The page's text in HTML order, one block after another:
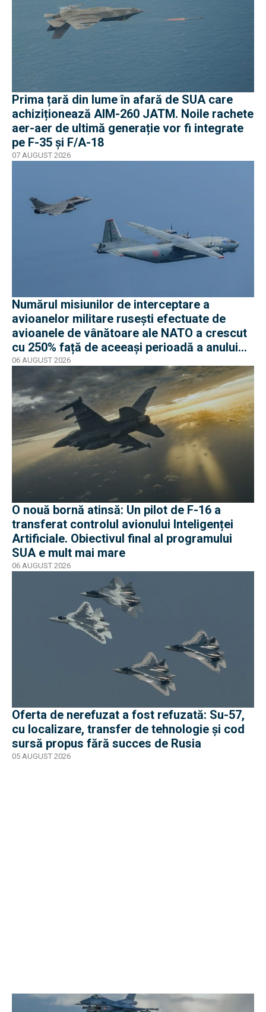
Prima țară din lume în afară de SUA care
achiziționează AIM-260 JATM. Noile rachete
aer-aer de ultimă generație vor fi integrate
pe F-35 și F/A-18
07 AUGUST 2026
Numărul misiunilor de interceptare a
avioanelor militare rusești efectuate de
avioanele de vânătoare ale NATO a crescut
cu 250% față de aceeași perioadă a anului
trecut
06 AUGUST 2026
O nouă bornă atinsă: Un pilot de F-16 a
transferat controlul avionului Inteligenței
Artificiale. Obiectivul final al programului
SUA e mult mai mare
06 AUGUST 2026
Oferta de nerefuzat a fost refuzată: Su-57,
cu localizare, transfer de tehnologie și cod
sursă propus fără succes de Rusia
05 AUGUST 2026